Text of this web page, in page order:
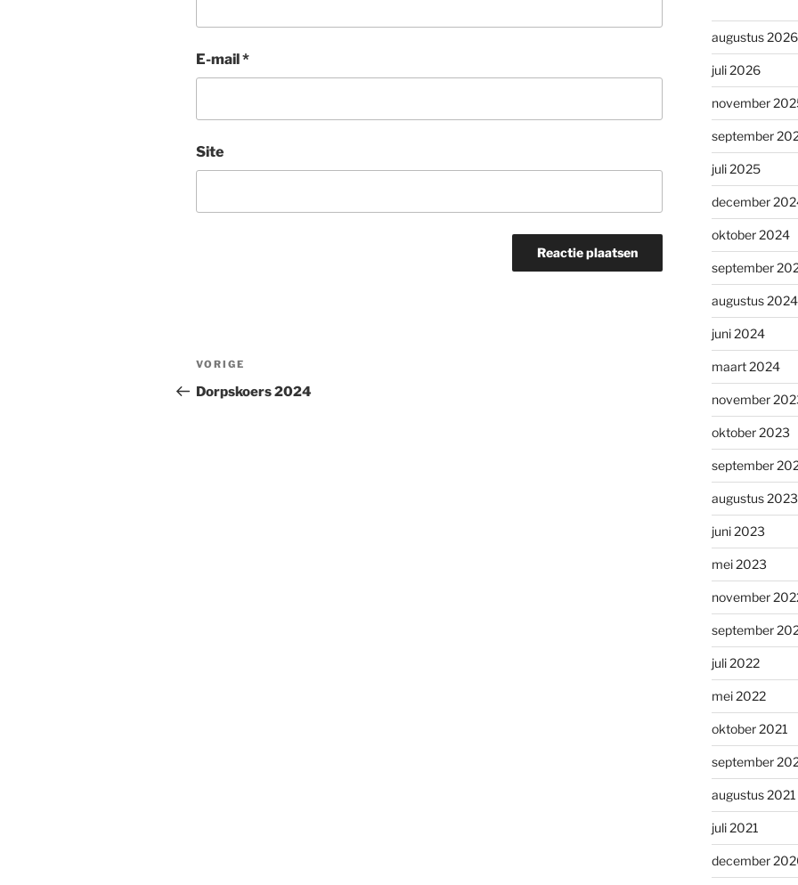
E-mail*
Site
Bericht
navigatie
Vorig
bericht
VORIGE
Dorpskoers 2024
augustus 2026
juli 2026
november
september
juli 2025
december
oktober 2024
september
augustus 2024
juni 2024
maart 2024
november
oktober 2023
september
augustus 2023
juni 2023
mei 2023
november
september
juli 2022
mei 2022
oktober 2021
september
augustus 2021
juli 2021
december